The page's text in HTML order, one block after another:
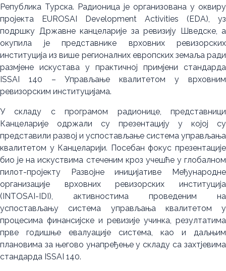
Република Турска. Радионица је организована у оквиру
пројекта EUROSAI Development Activities (EDA), уз
подршку Државне канцеларије за ревизију Шведске, а
окупила је представнике врховних ревизорских
институција из више регионалних европских земаља ради
размјене искустава у практичној примјени стандарда
ISSAI 140 – Управљање квалитетом у врховним
ревизорским институцијама.
У складу с програмом радионице, представници
Канцеларије одржали су презентацију у којој су
представили развој и успостављање система управљања
квалитетом у Канцеларији. Посебан фокус презентације
био је на искуствима стеченим кроз учешће у глобалном
пилот-пројекту Развојне иницијативе Међународне
организације врховних ревизорских институција
(INTOSAI-IDI), активностима проведеним на
успостављању система управљања квалитетом у
процесима финансијске и ревизије учинка, резултатима
прве годишње евалуације система, као и даљњим
плановима за његово унапређење у складу са захтјевима
стандарда ISSAI 140.